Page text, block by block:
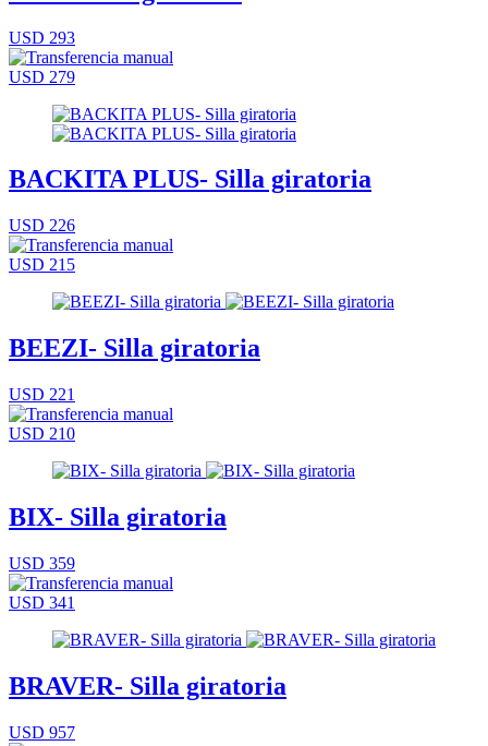
USD 293
USD 279
BACKITA PLUS- Silla giratoria
USD 226
USD 215
BEEZI- Silla giratoria
USD 221
USD 210
BIX- Silla giratoria
USD 359
USD 341
BRAVER- Silla giratoria
USD 957